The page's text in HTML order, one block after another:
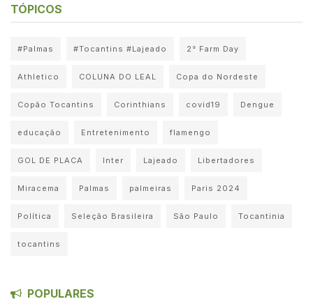
TÓPICOS
#Palmas #Tocantins #Lajeado 2° Farm Day
Athletico COLUNA DO LEAL Copa do Nordeste
Copão Tocantins Corinthians covid19 Dengue
educação Entretenimento flamengo
GOL DE PLACA Inter Lajeado Libertadores
Miracema Palmas palmeiras Paris 2024
Política Seleção Brasileira São Paulo Tocantinia
tocantins
POPULARES